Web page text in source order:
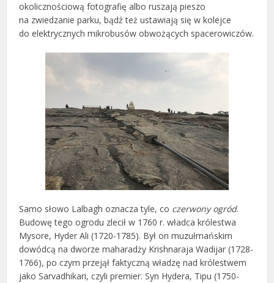
okolicznościową fotografię albo ruszają pieszo
na zwiedzanie parku, bądź też ustawiają się w kolejce
do elektrycznych mikrobusów obwożących spacerowiczów.
Samo słowo Lalbagh oznacza tyle, co czerwony ogród.
Budowę tego ogrodu zlecił w 1760 r. władca królestwa
Mysore, Hyder Ali (1720-1785). Był on muzułmańskim
dowódcą na dworze maharadży Krishnaraja Wadijar (1728-
1766), po czym przejął faktyczną władzę nad królestwem
jako Sarvadhikari, czyli premier. Syn Hydera, Tipu (1750-